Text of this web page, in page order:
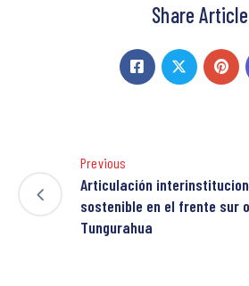
Share Article
Previous
Articulación
sostenible en el frente sur
Tungurahua